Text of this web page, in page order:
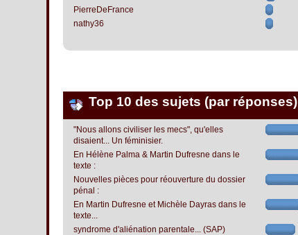
PierreDeFrance
nathy36
Top 10 des sujets (par réponses)
"Nous allons civiliser les mecs", qu'elles
disaient... Un féminisier.
En Hélène Palma & Martin Dufresne dans le
texte :
Nouvelles pièces pour réouverture du dossier
pénal :
En Martin Dufresne et Michèle Dayras dans le
texte...
syndrome d'aliénation parentale... (SAP)